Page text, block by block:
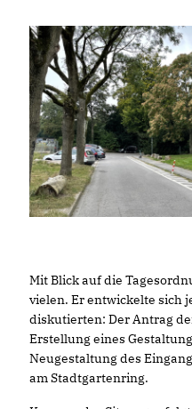
Mit Blick auf die
vielen. Er entwickelte sich
diskutierten: Der Antrag
Erstellung eines
Neugestaltung des
am Stadtgartenring.